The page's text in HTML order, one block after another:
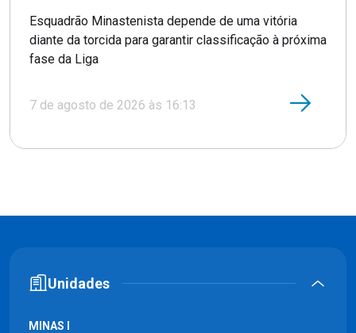
Esquadrão Minastenista depende de uma vitória
diante da torcida para garantir classificação à próxima
fase da Liga
7 de agosto de 2026 às 16:13
Unidades
MINAS I